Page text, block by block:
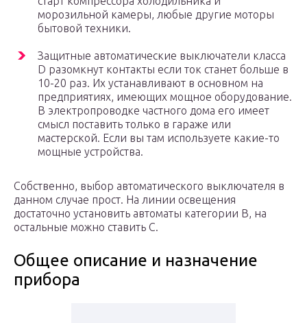
морозильной камеры, любые другие моторы
бытовой техники.
Защитные автоматические выключатели класса
D разомкнут контакты если ток станет больше в
10-20 раз. Их устанавливают в основном на
предприятиях, имеющих мощное оборудование.
В электропроводке частного дома его имеет
смысл поставить только в гараже или
мастерской. Если вы там используете какие-то
мощные устройства.
Собственно, выбор автоматического выключателя в
данном случае прост. На линии освещения
достаточно установить автоматы категории B, на
остальные можно ставить C.
Общее описание и назначение
прибора